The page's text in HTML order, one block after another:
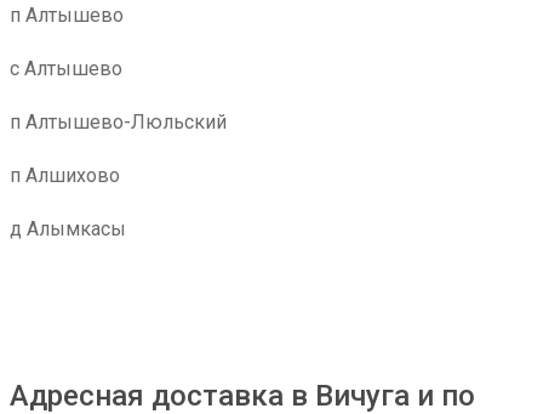
п Алтышево
с Алтышево
п Алтышево-Люльский
п Алшихово
д Алымкасы
Адресная доставка в Вичуга и по